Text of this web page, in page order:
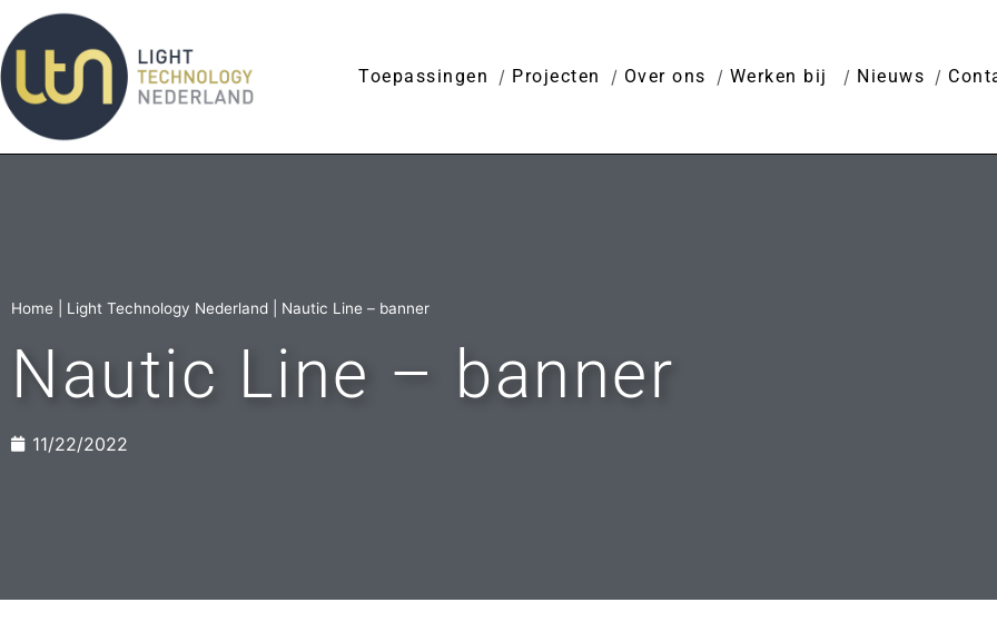
Toepassingen Projecten Over ons Werken bij Nieuws
Home Light Technology Nederland Nautic Line – banner
Nautic Line – banner
11/22/2022